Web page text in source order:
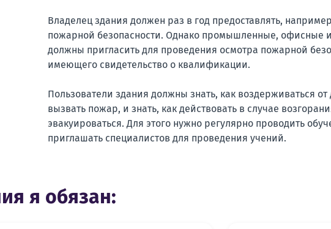
Владелец здания должен раз в год предоставлять,
пожарной безопасности. Однако промышленные, офисные
должны пригласить для проведения осмотра пожарной
имеющего свидетельство о квалификации.
Пользователи здания должны знать, как воздерживаться
вызвать пожар, и знать, как действовать в случае
эвакуироваться. Для этого нужно регулярно проводить
приглашать специалистов для проведения учений.
я обязан: